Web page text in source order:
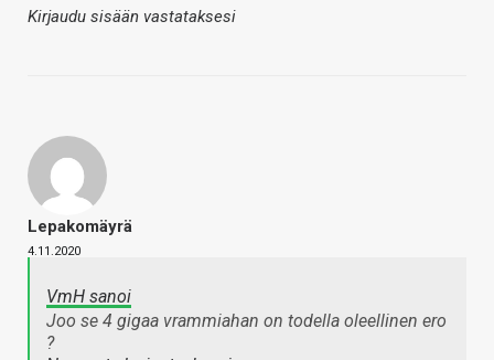
Kirjaudu sisään vastataksesi
Lepakomäyrä
4.11.2020
VmH sanoi
Joo se 4 gigaa vrammiahan on todella oleellinen ero
?